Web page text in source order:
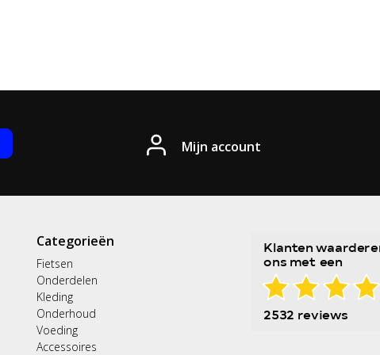
Mijn account
Categorieën
Fietsen
Onderdelen
Kleding
Onderhoud
Voeding
Accessoires